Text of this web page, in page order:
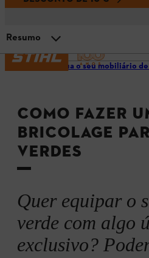
Construa o seu mobiliário
COMO FAZER
BRICOLAGE
VERDES
Quer equipar o
verde com algo
exclusivo?
Resumo
Que madeira usar?
1.º passo: imobilizar o toro
2.º passo: recortar um assento
3.º passo: fazer os pés